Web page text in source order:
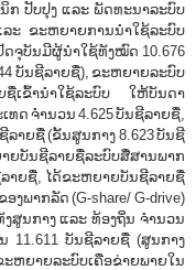
ກ ປັບປຸງ ແລະ ພັດທະນາລະບົບ
ະ ຂະຫຍາຍການນຳໃຊ້ລະບົບ
ຈຸບັນມີຜູ້ນຳໃຊ້ທັງໝົດ 10.676
ບັນຊີລາຍຊື່), ຂະຫຍາຍລະບົບ
ຊື່ເຂົ້ານຳໃຊ້ລະບົບ ໃຫ້ບັນດາ
ດ ຈຳນວນ 4.625 ບັນຊີລາຍຊື່,
າຍຊື່ (ຂັ້ນສູນກາງ 8.623 ບັນຊີ
ຍບັນຊີລາຍຊື່ລະບົບສື່ສານພາກ
ລາຍຊື່, ໄດ້ຂະຫຍາຍບັນຊີລາຍຊື່
ພາກລັດ (G-share/ G-drive)
ສູນກາງ ແລະ ທ້ອງຖິ່ນ ຈຳນວນ
11.611 ບັນຊີລາຍຊື່ (ສູນກາງ
ະຫຍາຍລະບົບເຄືອຂ່າຍພາຍໃນ